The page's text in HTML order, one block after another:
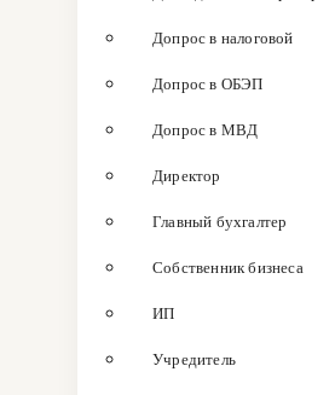
Допрос в налоговой
Допрос в ОБЭП
Допрос в МВД
Директор
Главный бухгалтер
Собственник бизнеса
ИП
Учредитель